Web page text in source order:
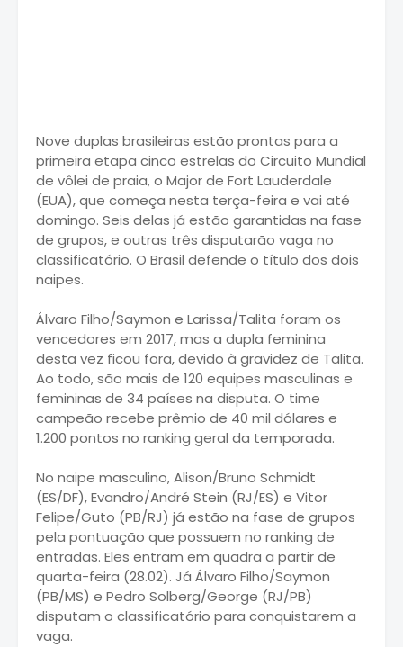
Nove duplas brasileiras estão prontas para a
primeira etapa cinco estrelas do Circuito Mundial
de vôlei de praia, o Major de Fort Lauderdale
(EUA), que começa nesta terça-feira e vai até
domingo. Seis delas já estão garantidas na fase
de grupos, e outras três disputarão vaga no
classificatório. O Brasil defende o título dos dois
naipes.
Álvaro Filho/Saymon e Larissa/Talita foram os
vencedores em 2017, mas a dupla feminina
desta vez ficou fora, devido à gravidez de Talita.
Ao todo, são mais de 120 equipes masculinas e
femininas de 34 países na disputa. O time
campeão recebe prêmio de 40 mil dólares e
1.200 pontos no ranking geral da temporada.
No naipe masculino, Alison/Bruno Schmidt
(ES/DF), Evandro/André Stein (RJ/ES) e Vitor
Felipe/Guto (PB/RJ) já estão na fase de grupos
pela pontuação que possuem no ranking de
entradas. Eles entram em quadra a partir de
quarta-feira (28.02). Já Álvaro Filho/Saymon
(PB/MS) e Pedro Solberg/George (RJ/PB)
disputam o classificatório para conquistarem a
vaga.